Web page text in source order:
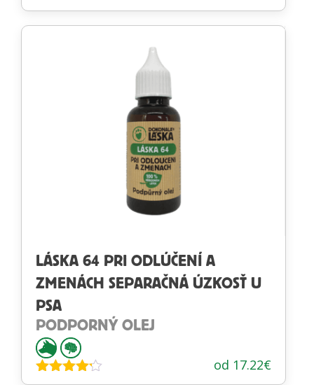
Hodnotenie
5.00z 5
LÁSKA 64 PRI ODLÚČENÍ A
ZMENÁCH SEPARAČNÁ ÚZKOSŤ U
PSA
PODPORNÝ OLEJ
od 17.22€